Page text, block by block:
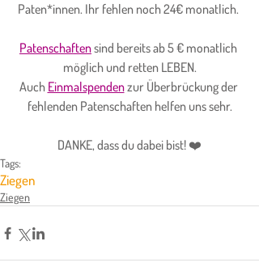
Paten*innen. Ihr fehlen noch 24€ monatlich.
Patenschaften sind bereits ab 5 € monatlich
möglich und retten LEBEN.
Auch Einmalspenden zur Überbrückung der
fehlenden Patenschaften helfen uns sehr.
DANKE, dass du dabei bist! ❤️
Tags:
Ziegen
Ziegen